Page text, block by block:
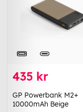
435 kr
GP Powerbank M2+
10000mAh Beige